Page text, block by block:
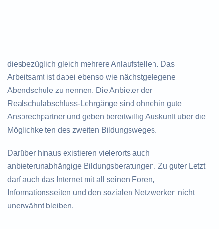
diesbezüglich gleich mehrere Anlaufstellen. Das
Arbeitsamt ist dabei ebenso wie nächstgelegene
Abendschule zu nennen. Die Anbieter der
Realschulabschluss-Lehrgänge sind ohnehin gute
Ansprechpartner und geben bereitwillig Auskunft über die
Möglichkeiten des zweiten Bildungsweges.
Darüber hinaus existieren vielerorts auch
anbieterunabhängige Bildungsberatungen. Zu guter Letzt
darf auch das Internet mit all seinen Foren,
Informationsseiten und den sozialen Netzwerken nicht
unerwähnt bleiben.